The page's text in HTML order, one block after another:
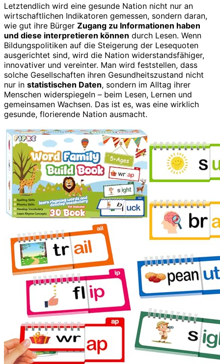
Letztendlich wird eine gesunde Nation nicht nur an
wirtschaftlichen Indikatoren gemessen, sondern daran,
wie gut ihre Bürger Zugang zu Informationen haben
und diese interpretieren können durch Lesen. Wenn
Bildungspolitiken auf die Steigerung der Lesequoten
ausgerichtet sind, wird die Nation widerstandsfähiger,
innovativer und vereinter. Man wird feststellen, dass
solche Gesellschaften ihren Gesundheitszustand nicht
nur in statistischen Daten, sondern im Alltag ihrer
Menschen widerspiegeln – beim Lesen, Lernen und
gemeinsamen Wachsen. Das ist es, was eine wirklich
gesunde, florierende Nation ausmacht.